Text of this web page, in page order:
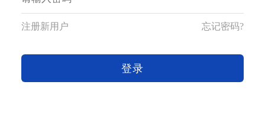
注册新用户 忘记密码?
登录